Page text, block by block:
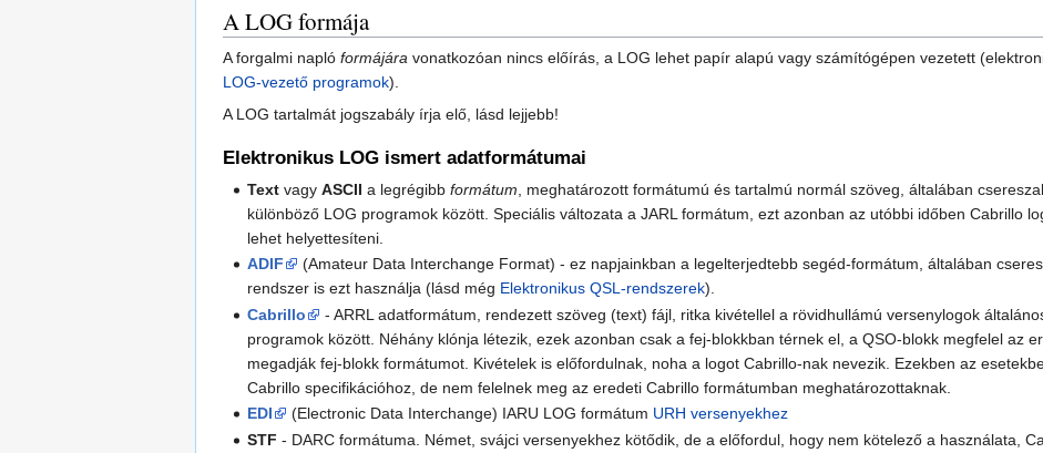
A LOG formája
A forgalmi napló formájára vonatkozóan nincs előírás, a LOG lehet papír alapú vagy számítógépen vezetett
LOG-vezető programok).
A LOG tartalmát jogszabály írja elő, lásd lejjebb!
Elektronikus LOG ismert adatformátumai
Text vagyASCII a legrégibbformátum , meghatározott formátumú és tartalmú normál szöveg, általában
különböző LOG programok között. Speciális változata a JARL formátum, ezt azonban az utóbbi időben Cabrillo
lehet helyettesíteni.
ADIF
(Amateur Data Interchange Format) - ez napjainkban a legelterjedtebb segéd-formátum, általában
rendszer is ezt használja (lásd még Elektronikus QSL-rendszerek).
Cabrillo
- ARRL adatformátum, rendezett szöveg (text) fájl, ritka kivétellel a rövidhullámú versenylogok
programok között. Néhány klónja létezik, ezek azonban csak a fej-blokkban térnek el, a QSO-blokk megfelel az
megadják fej-blokk formátumot. Kivételek is előfordulnak, noha a logot Cabrillo-nak nevezik. Ezekben az
Cabrillo specifikációhoz, de nem felelnek meg az eredeti Cabrillo formátumban meghatározottaknak.
EDI
(Electronic Data Interchange) IARU LOG formátum URH versenyekhez
STF - DARC formátuma. Német, svájci versenyekhez kötődik, de a előfordul, hogy nem kötelező a használata,